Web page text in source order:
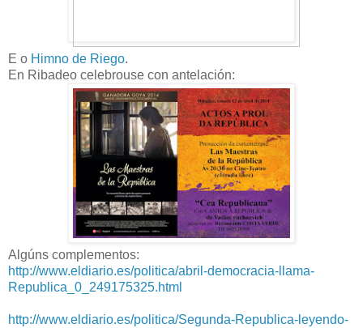
E o Himno de Riego.
En Ribadeo celebrouse con antelación:
Algúns complementos:
http://www.eldiario.es/politica/abril-democracia-llama-
Republica_0_249175325.html
http://www.eldiario.es/politica/Segunda-Republica-leyendo-